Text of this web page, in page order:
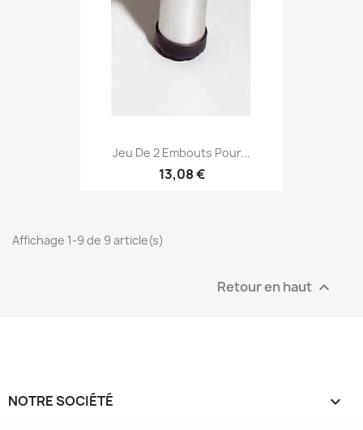
Jeu De 2 Embouts Pour...
13,08 €
Affichage 1-9 de 9 article(s)
Retour en haut 
NOTRE SOCIÉTÉ 